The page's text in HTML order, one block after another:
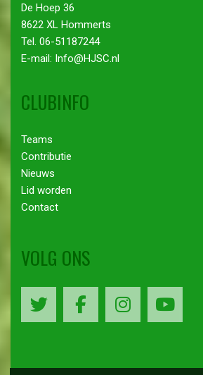
De Hoep 36
8622 XL Hommerts
Tel. 06-51187244
E-mail: Info@HJSC.nl
CLUBINFO
Teams
Contributie
Nieuws
Lid worden
Contact
VOLG ONS